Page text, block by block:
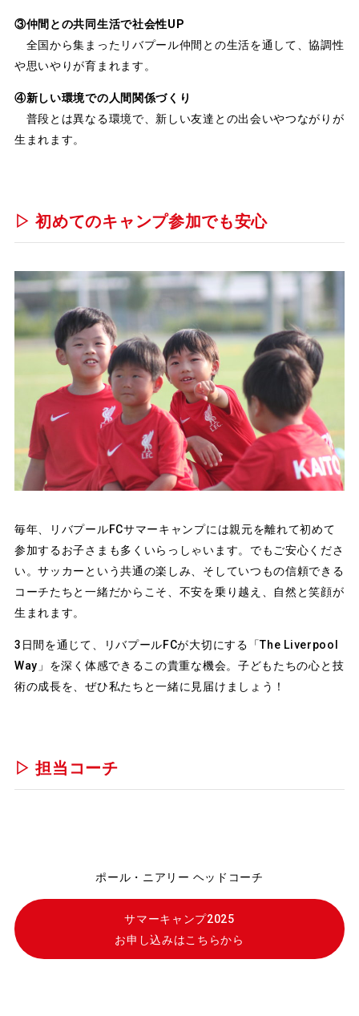
③仲間との共同生活で社会性UP
全国から集まったリバプール仲間との生活を通して、協調性
や思いやりが育まれます。
④新しい環境での人間関係づくり
普段とは異なる環境で、新しい友達との出会いやつながりが
生まれます。
▷ 初めてのキャンプ参加でも安心
毎年、リバプールFCサマーキャンプには親元を離れて初めて
参加するお子さまも多くいらっしゃいます。でもご安心くださ
い。サッカーという共通の楽しみ、そしていつもの信頼できる
コーチたちと一緒だからこそ、不安を乗り越え、自然と笑顔が
生まれます。
3日間を通じて、リバプールFCが大切にする「The Liverpool
Way」を深く体感できるこの貴重な機会。子どもたちの心と技
術の成長を、ぜひ私たちと一緒に見届けましょう！
▷ 担当コーチ
ポール・ニアリー ヘッドコーチ
サマーキャンプ2025
お申し込みはこちらから